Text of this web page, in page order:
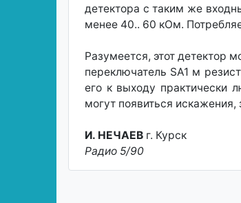
детектора с таким же
менее 40.. 60 кОм.
Разумеется, этот детектор
переключатель SA1 м
его к выходу практически
могут появиться искажения,
И. НЕЧАЕВ г. Курск
Радио 5/90